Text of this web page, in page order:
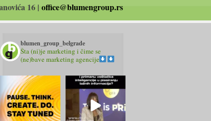
16 | office@blumengroup.rs
blumen_group_belgrade
Šta (ni)je marketing i čime se
(ne)bave marketing agencije